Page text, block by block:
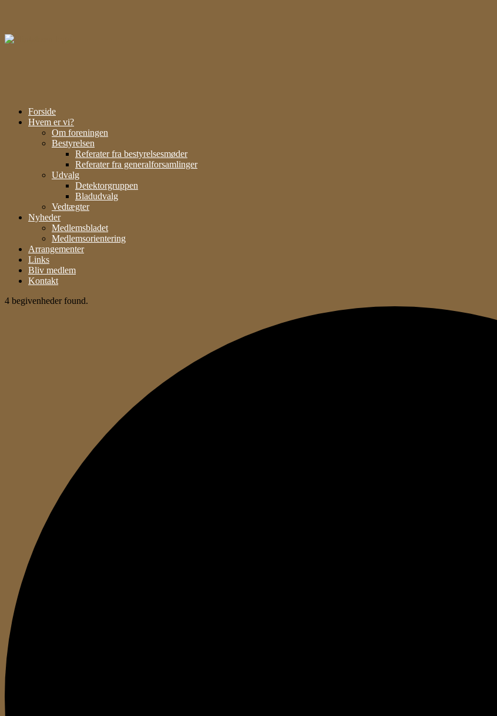
Forside
Hvem er vi?
Om foreningen
Bestyrelsen
Referater fra bestyrelsesmøder
Referater fra generalforsamlinger
Udvalg
Detektorgruppen
Bladudvalg
Vedtægter
Nyheder
Medlemsbladet
Medlemsorientering
Arrangementer
Links
Bliv medlem
Kontakt
4 begivenheder found.